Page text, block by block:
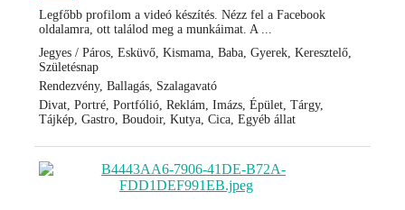
Legfőbb profilom a videó készítés. Nézz fel a Facebook
oldalamra, ott találod meg a munkáimat. A ...
Jegyes / Páros, Esküvő, Kismama, Baba, Gyerek, Keresztelő,
Születésnap
Rendezvény, Ballagás, Szalagavató
Divat, Portré, Portfólió, Reklám, Imázs, Épület, Tárgy,
Tájkép, Gastro, Boudoir, Kutya, Cica, Egyéb állat